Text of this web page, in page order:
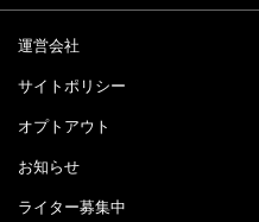
運営会社
サイトポリシー
オプトアウト
お知らせ
ライター募集中